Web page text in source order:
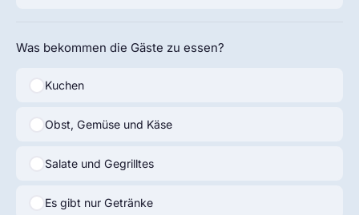
Was bekommen die Gäste zu essen?
Kuchen
Obst, Gemüse und Käse
Salate und Gegrilltes
Es gibt nur Getränke